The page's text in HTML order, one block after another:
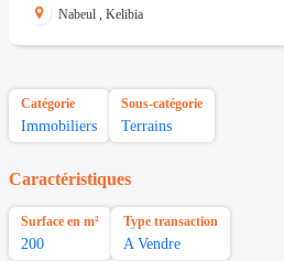
Nabeul , Kelibia
Catégorie
Immobiliers
Sous-catégorie
Terrains
Caractéristiques
Surface en m²
200
Type transaction
A Vendre